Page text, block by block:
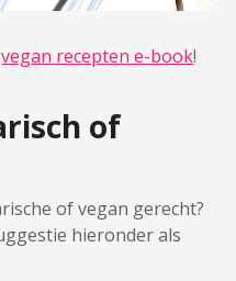
vegan recepten e-book!
of
of vegan gerecht?
hieronder als